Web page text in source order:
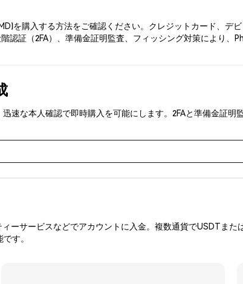
を購入する方法をご確認ください。クレジットカード、デ
認証（2FA）、準備金証明監査、フィッシング対策により、
速な本人確認で即時購入を可能にします。2FAと準備金証
ーサービスなどでアカウントに入金。複数通貨でUSDTま
す。